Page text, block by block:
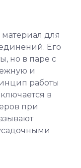
материал для
Его
но в паре с
и
работы
в
при